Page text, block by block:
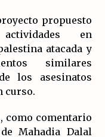
propuesto
en
atacada y
similares
los asesinatos
curso.
como comentario
Mahadia Dalal